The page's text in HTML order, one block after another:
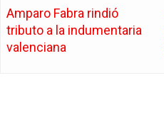
Amparo Fabra rindió
tributo a la indumentaria
valenciana